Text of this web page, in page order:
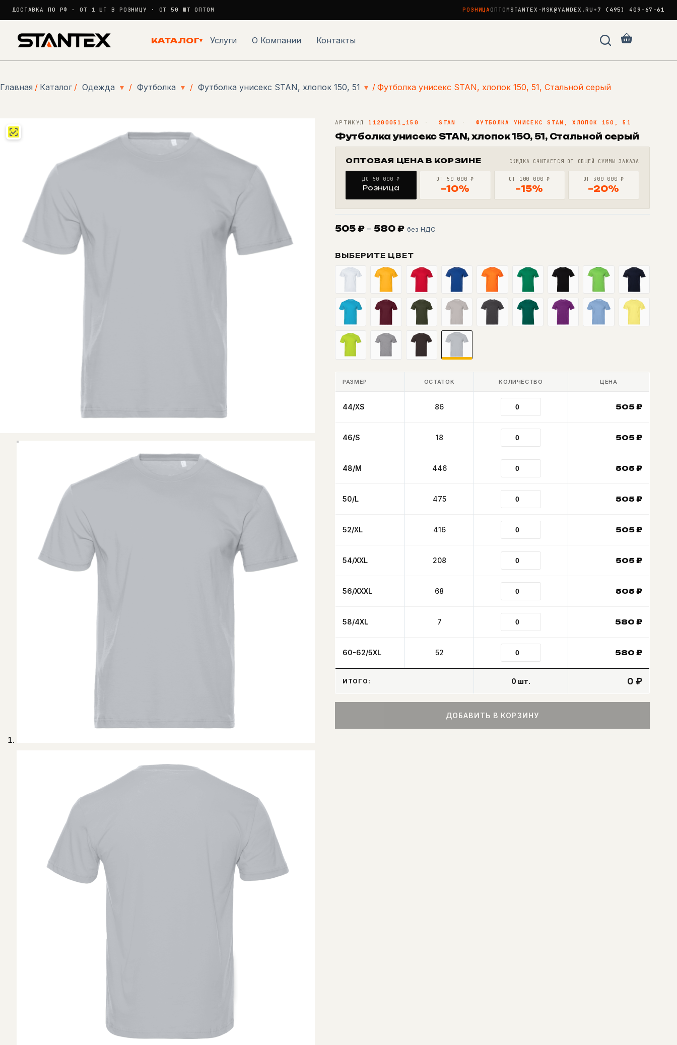
ДОСТАВКА ПО РФ · ОТ 1 ШТ В РОЗНИЦУ · ОТ 50 ШТ ОПТОМ РОЗНИЦА ОПТОМ STANTEX-MSK@YANDEX.RU +7 (495) 409-67-61
КАТАЛОГ▾ Услуги О Компании Контакты Корзина
Главная / Каталог / Одежда ▾ / Футболка ▾ / Футболка унисекс STAN, хлопок 150, 51 ▾ / Футболка унисекс STAN, хлопок 150, 51, Стальной серый
АРТИКУЛ 11200051_150 · STAN · ФУТБОЛКА УНИСЕКС STAN, ХЛОПОК 150, 51
Футболка унисекс STAN, хлопок 150, 51, Стальной серый
ОПТОВАЯ ЦЕНА В КОРЗИНЕ СКИДКА СЧИТАЕТСЯ ОТ ОБЩЕЙ СУММЫ ЗАКАЗА
ДО 50 000 ₽
Розница
ОТ 50 000 ₽
−10%
ОТ 100 000 ₽
−15%
ОТ 300 000 ₽
−20%
505 ₽ – 580 ₽Диапазон
–
580 ₽
без НДС
ВЫБЕРИТЕ ЦВЕТ
РАЗМЕР ОСТАТОК КОЛИЧЕСТВО ЦЕНА
44/XS 86 505₽
46/S 18 505₽
48/M 446 505₽
50/L 475 505₽
52/XL 416 505₽
54/XXL 208 505₽
56/XXXL 68 505₽
58/4XL 7 580 ₽
60-62/5XL 52 580 ₽
ИТОГО: 0 шт. 0 ₽
ДОБАВИТЬ В КОРЗИНУ